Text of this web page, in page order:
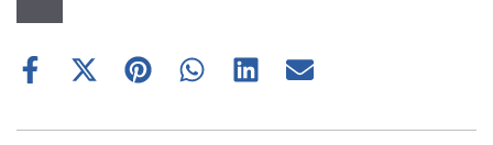
Share
Share
(Twitter)
Share Share Share Share